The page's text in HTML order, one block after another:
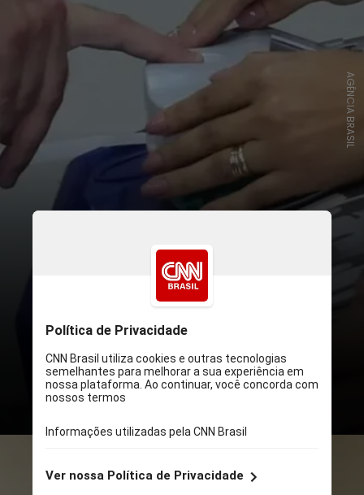
Para ser mesário, é necessário ter
mais de 18 anos e estar regular na
Justiça Eleitoral
AGÊNCIA BRASIL